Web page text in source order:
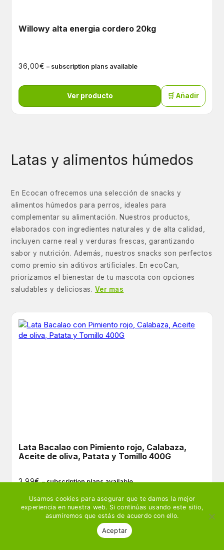
Willowy alta energia cordero 20kg
36,00€ – subscription plans available
Ver producto 🛒 Añadir
Latas y alimentos húmedos
En Ecocan ofrecemos una selección de snacks y
alimentos húmedos para perros, ideales para
complementar su alimentación. Nuestros productos,
elaborados con ingredientes naturales y de alta calidad,
incluyen carne real y verduras frescas, garantizando
sabor y nutrición. Además, nuestros snacks son perfectos
como premio sin aditivos artificiales. En ecoCan,
priorizamos el bienestar de tu mascota con opciones
saludables y deliciosas. Ver mas
Lata Bacalao con Pimiento rojo, Calabaza,
Aceite de oliva, Patata y Tomillo 400G
3,99€ – subscription plans available
Ver producto 🛒 Añadir
Usamos cookies para asegurar que te damos la mejor
experiencia en nuestra web. Si continúas usando este sitio,
asumiremos que estás de acuerdo con ello.
Aceptar